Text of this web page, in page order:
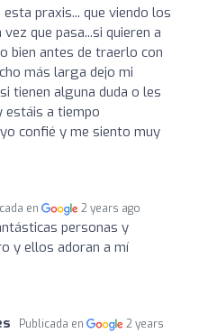
praxis... que viendo los
que pasa...si quieren a
bien antes de traerlo con
más larga dejo mi
tienen alguna duda o les
estáis a tiempo
confié y me siento muy
en 2 years ago
personas y
y ellos adoran a mí
Publicada en
2 years